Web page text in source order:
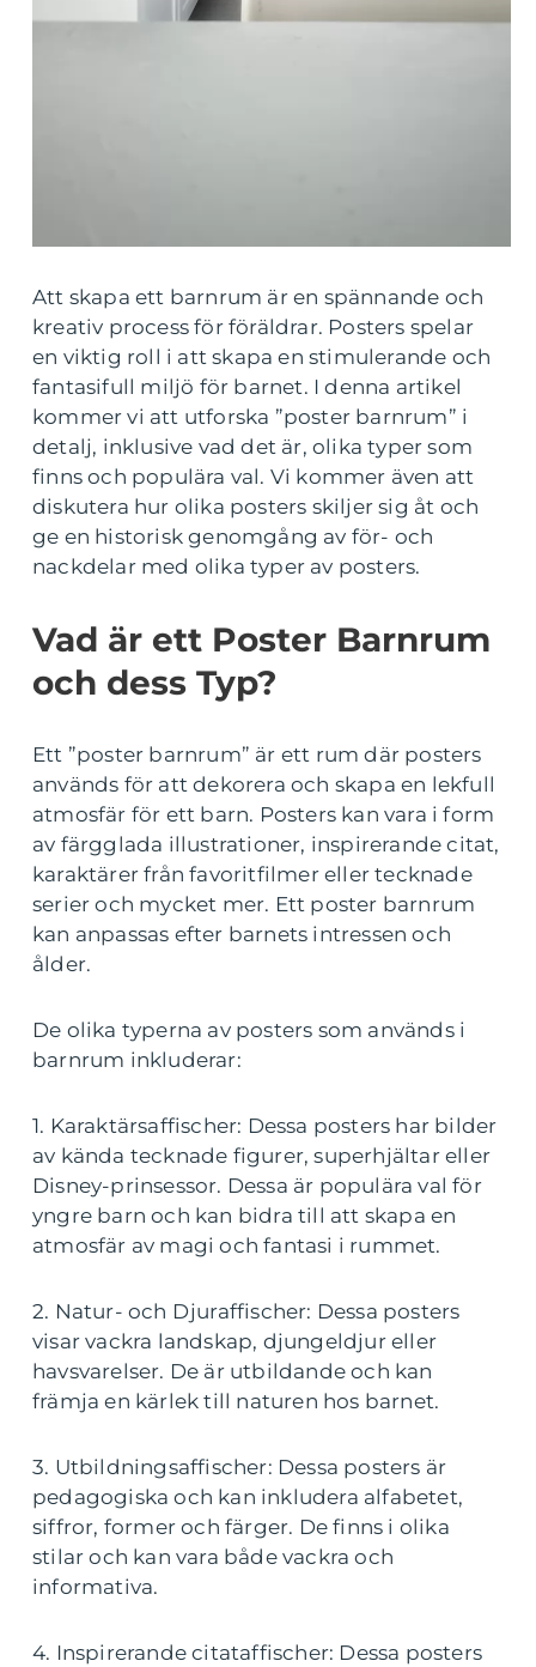
Att skapa ett barnrum är en spännande och
kreativ process för föräldrar. Posters spelar
en viktig roll i att skapa en stimulerande och
fantasifull miljö för barnet. I denna artikel
kommer vi att utforska ”poster barnrum” i
detalj, inklusive vad det är, olika typer som
finns och populära val. Vi kommer även att
diskutera hur olika posters skiljer sig åt och
ge en historisk genomgång av för- och
nackdelar med olika typer av posters.
Vad är ett Poster Barnrum
och dess Typ?
Ett ”poster barnrum” är ett rum där posters
används för att dekorera och skapa en lekfull
atmosfär för ett barn. Posters kan vara i form
av färgglada illustrationer, inspirerande citat,
karaktärer från favoritfilmer eller tecknade
serier och mycket mer. Ett poster barnrum
kan anpassas efter barnets intressen och
ålder.
De olika typerna av posters som används i
barnrum inkluderar:
1. Karaktärsaffischer: Dessa posters har bilder
av kända tecknade figurer, superhjältar eller
Disney-prinsessor. Dessa är populära val för
yngre barn och kan bidra till att skapa en
atmosfär av magi och fantasi i rummet.
2. Natur- och Djuraffischer: Dessa posters
visar vackra landskap, djungeldjur eller
havsvarelser. De är utbildande och kan
främja en kärlek till naturen hos barnet.
3. Utbildningsaffischer: Dessa posters är
pedagogiska och kan inkludera alfabetet,
siffror, former och färger. De finns i olika
stilar och kan vara både vackra och
informativa.
4. Inspirerande citataffischer: Dessa posters